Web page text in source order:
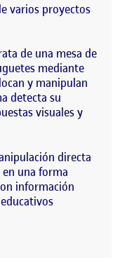
varios proyectos
de una mesa de
mediante
y manipulan
detecta su
visuales y
directa
una forma
información